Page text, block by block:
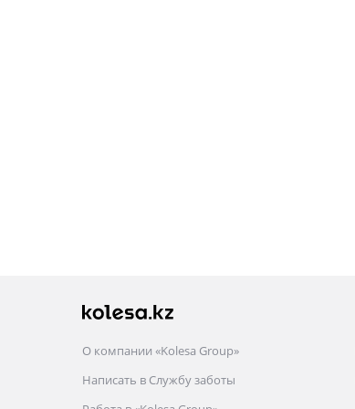
О компании «Kolesa Group»
Написать в Службу заботы